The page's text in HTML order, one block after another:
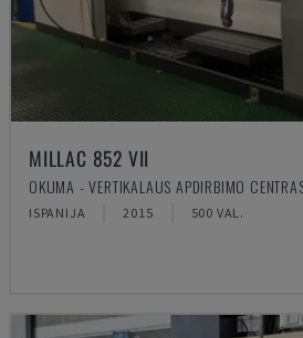
MILLAC 852 VII
OKUMA - VERTIKALAUS APDIRBIMO
ISPANIJA 2015 500 VAL.